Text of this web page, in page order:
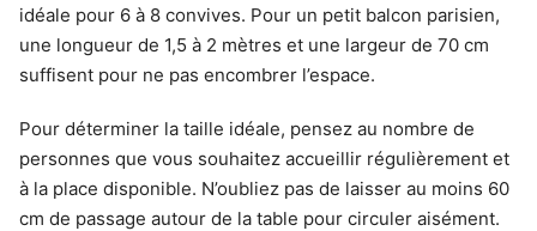
idéale pour 6 à 8 convives. Pour un petit balcon parisien,
une longueur de 1,5 à 2 mètres et une largeur de 70 cm
suffisent pour ne pas encombrer l’espace.
Pour déterminer la taille idéale, pensez au nombre de
personnes que vous souhaitez accueillir régulièrement et
à la place disponible. N’oubliez pas de laisser au moins 60
cm de passage autour de la table pour circuler aisément.